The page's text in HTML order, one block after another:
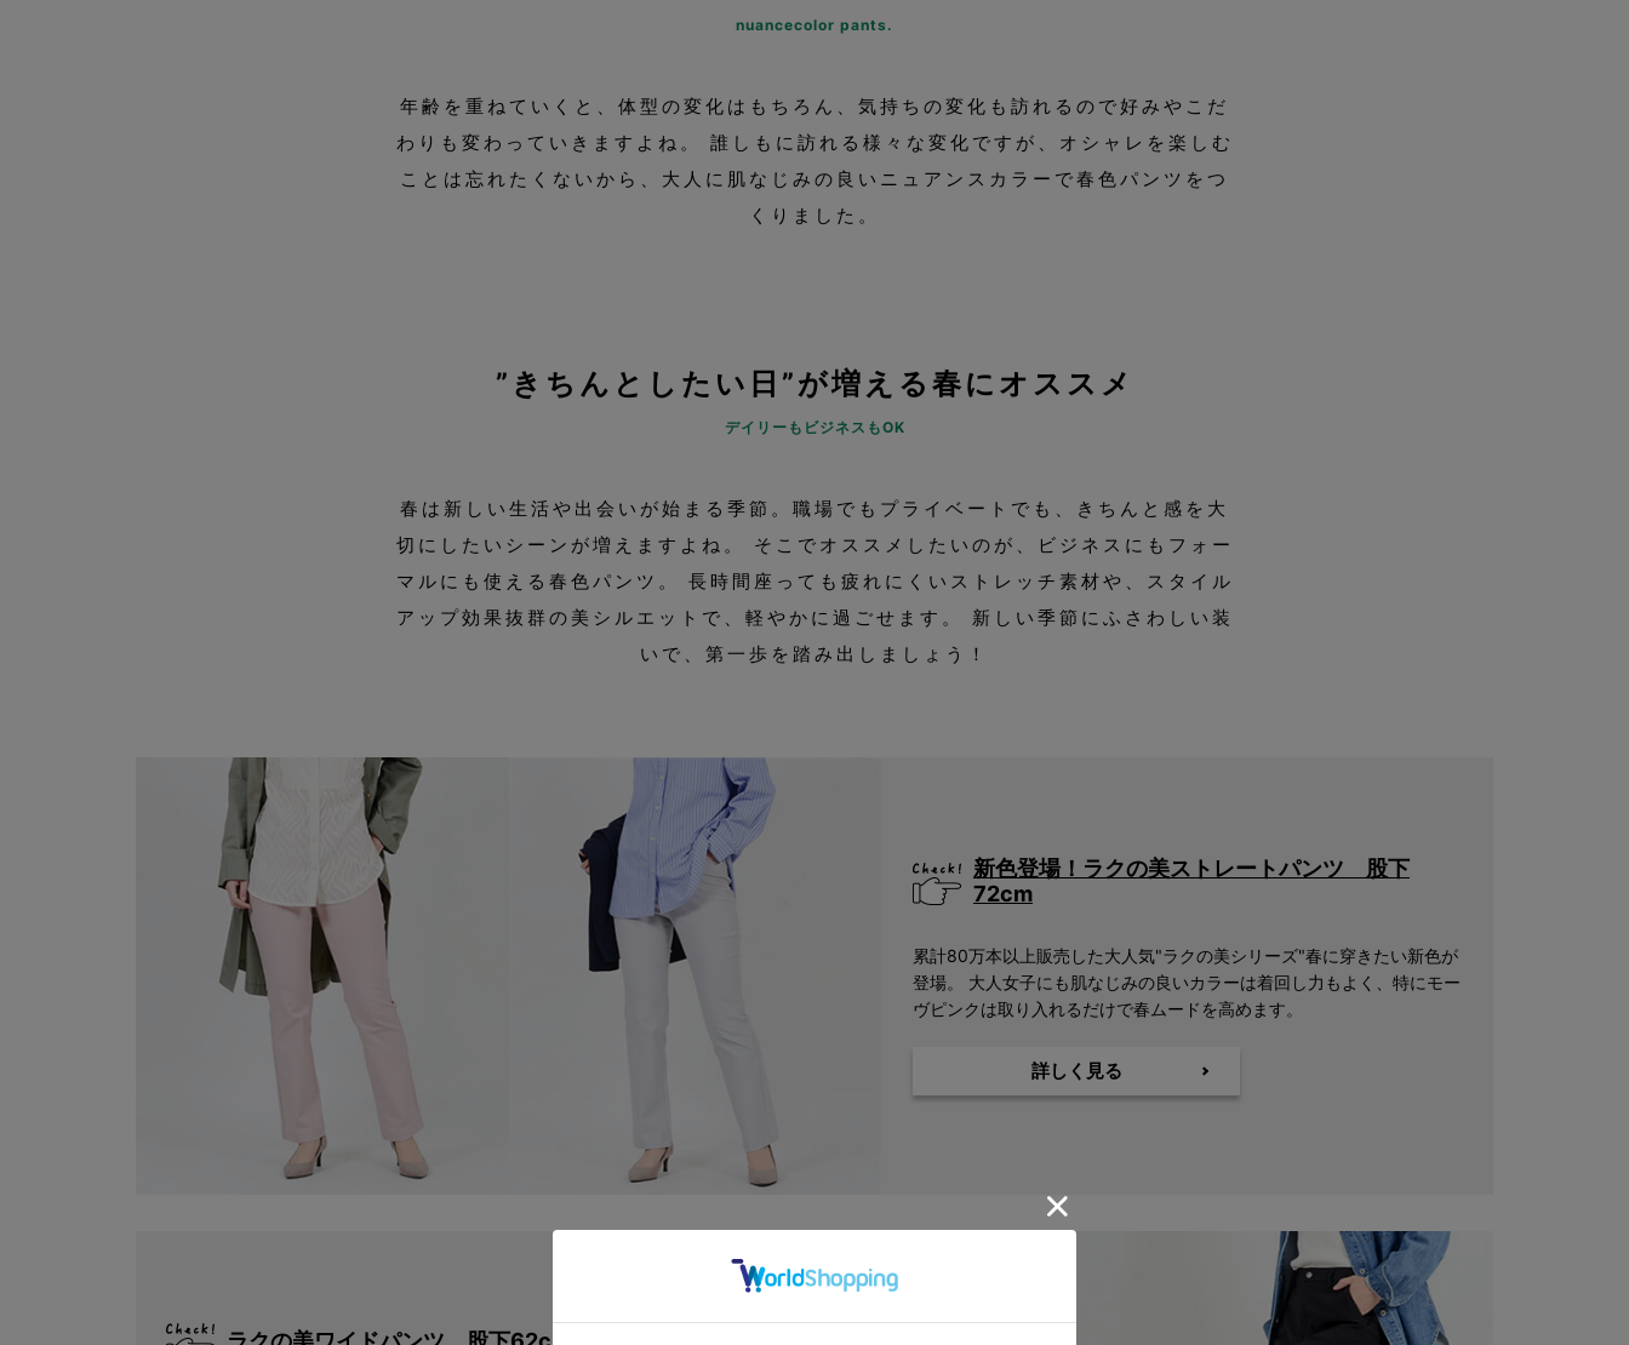
nuancecolor pants.
年齢を重ねていくと、体型の変化はもちろん、気持ちの変化も訪れるので好みやこだ
わりも変わっていきますよね。 誰しもに訪れる様々な変化ですが、オシャレを楽しむ
ことは忘れたくないから、大人に肌なじみの良いニュアンスカラーで春色パンツをつ
くりました。
”きちんとしたい日”が増える春にオススメ
デイリーもビジネスもOK
春は新しい生活や出会いが始まる季節。職場でもプライベートでも、きちんと感を大
切にしたいシーンが増えますよね。 そこでオススメしたいのが、ビジネスにもフォー
マルにも使える春色パンツ。 長時間座っても疲れにくいストレッチ素材や、スタイル
アップ効果抜群の美シルエットで、軽やかに過ごせます。 新しい季節にふさわしい装
いで、第一歩を踏み出しましょう！
新色登場！ラクの美ストレートパンツ 股下
72cm
累計80万本以上販売した大人気"ラクの美シリーズ"春に穿きたい新色が
登場。 大人女子にも肌なじみの良いカラーは着回し力もよく、特にモー
ヴピンクは取り入れるだけで春ムードを高めます。
詳しく見る